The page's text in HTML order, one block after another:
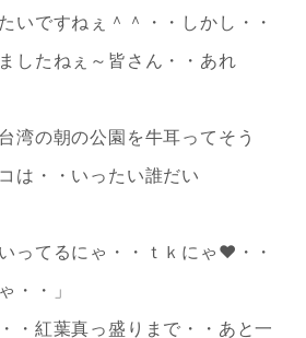
いですねぇ＾＾・・しかし・・
したねぇ～皆さん・・あれ
湾の朝の公園を牛耳ってそう
は・・いったい誰だい
ってるにゃ・・ｔｋにゃ❤・・
・・」
・紅葉真っ盛りまで・・あと一